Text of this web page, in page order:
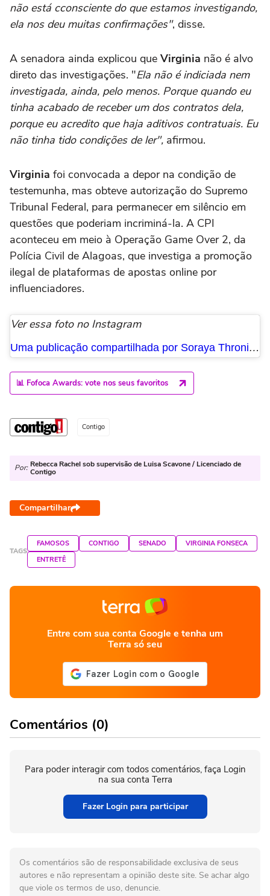
não está cconsciente do que estamos investigando,
ela nos deu muitas confirmações", disse.
A senadora ainda explicou que Virginia não é alvo
direto das investigações. "Ela não é indiciada nem
investigada, ainda, pelo menos. Porque quando eu
tinha acabado de receber um dos contratos dela,
porque eu acredito que haja aditivos contratuais. Eu
não tinha tido condições de ler", afirmou.
Virginia foi convocada a depor na condição de
testemunha, mas obteve autorização do Supremo
Tribunal Federal, para permanecer em silêncio em
questões que poderiam incriminá-la. A CPI
aconteceu em meio à Operação Game Over 2, da
Polícia Civil de Alagoas, que investiga a promoção
ilegal de plataformas de apostas online por
influenciadores.
Ver essa foto no Instagram
Uma publicação compartilhada por Soraya Thronicke (@sorayathronicke)
📊 Fofoca Awards: vote nos seus favoritos
Contigo
Por: Rebecca Rachel sob supervisão de Luisa Scavone / Licenciado de
Contigo
Compartilhar
TAGS
FAMOSOS CONTIGO SENADO
VIRGINIA FONSECA
ENTRETÊ
Entre com sua conta Google e tenha um
Terra só seu
Comentários (0)
Para poder interagir com todos comentários, faça Login
na sua conta Terra
Fazer Login para participar
Os comentários são de responsabilidade exclusiva de seus
autores e não representam a opinião deste site. Se achar algo
que viole os termos de uso, denuncie.